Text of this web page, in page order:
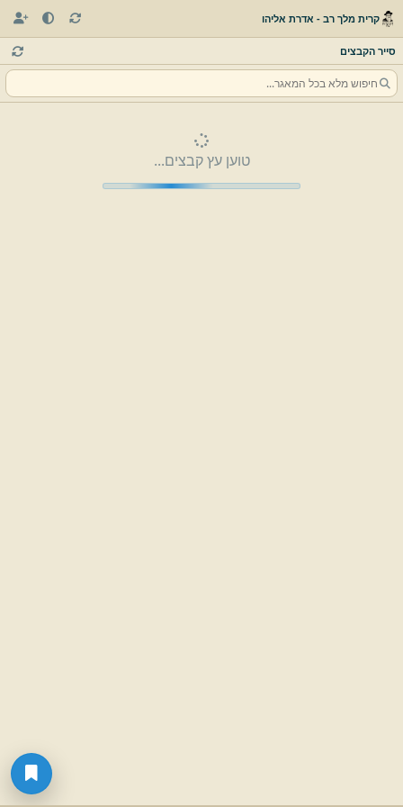
קרית מלך רב - אדרת אליהו
סייר הקבצים
טוען עץ קבצים...